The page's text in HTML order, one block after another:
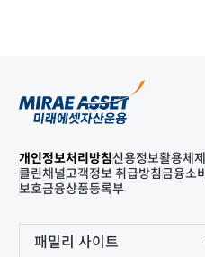
개인정보처리방침신용정보활용체제
클린채널고객정보 취급방침금융소
보호금융상품등록부
패밀리 사이트